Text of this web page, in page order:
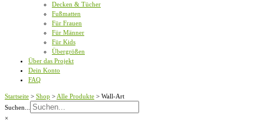
Decken & Tücher
Fußmatten
Für Frauen
Für Männer
Für Kids
Übergrößen
Über das Projekt
Dein Konto
FAQ
Startseite > Shop > Alle Produkte > Wall-Art
Suchen...
×